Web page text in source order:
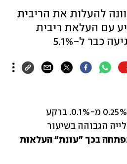
להעלות את הריבית
מפתיע עם העלאת ריבית
כבר ל-5.1%